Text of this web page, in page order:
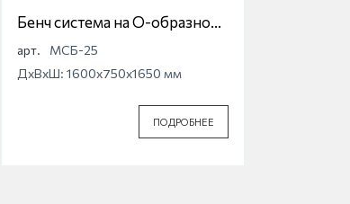
Бенч система на О-образной
опоре Магна МСБ-25
арт.
МСБ-25
ДхВхШ: 1600x750x1650 мм
ПОДРОБНЕЕ